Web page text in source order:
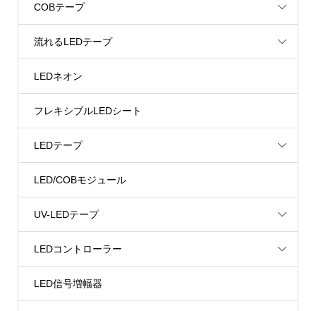
COBテープ
流れるLEDテープ
LEDネオン
フレキシブルLEDシート
LEDテープ
LED/COBモジュール
UV-LEDテープ
LEDコントローラー
LED信号増幅器